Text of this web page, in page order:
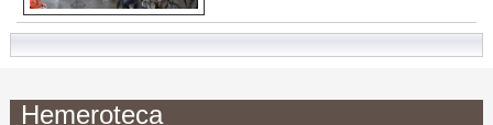
Hemeroteca